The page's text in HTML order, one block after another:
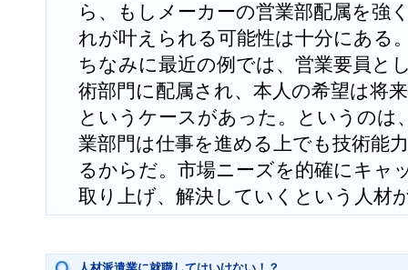
ら、もしメーカーの営業部配属を強
れが叶えられる可能性は十分にある
ちなみに最近の例では、営業要員と
術部門に配属され、本人の希望は将
というケースがあった。というのは
業部門は仕事を進める上でも技術能
るからだ。市場ニーズを的確にキャ
取り上げ、解決していくという人材